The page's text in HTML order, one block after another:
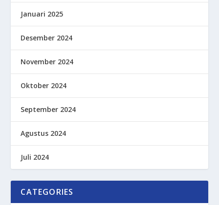
Januari 2025
Desember 2024
November 2024
Oktober 2024
September 2024
Agustus 2024
Juli 2024
CATEGORIES